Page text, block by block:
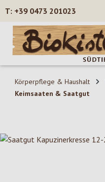
Zum Hauptinhalt springen
+39 0473 201023
Körperpflege & Haushalt
Keimsaaten & Saatgut
Bildergalerie überspringen